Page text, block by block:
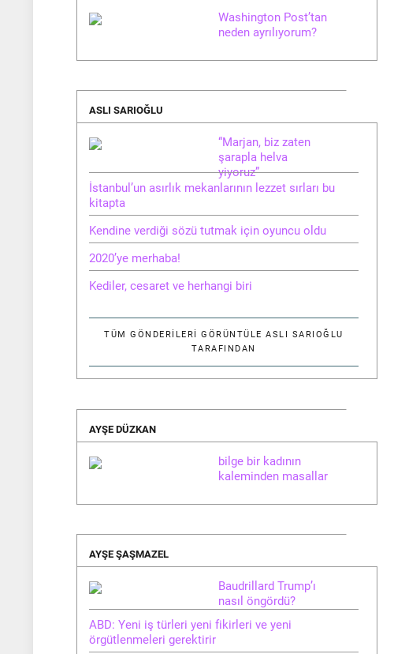
Washington Post’tan
neden ayrılıyorum?
ASLI SARIOĞLU
“Marjan, biz zaten
şarapla helva
yiyoruz”
İstanbul’un asırlık mekanlarının lezzet sırları bu
kitapta
Kendine verdiği sözü tutmak için oyuncu oldu
2020’ye merhaba!
Kediler, cesaret ve herhangi biri
TÜM GÖNDERILERI GÖRÜNTÜLE ASLI SARIOĞLU
TARAFINDAN
AYŞE DÜZKAN
bilge bir kadının
kaleminden masallar
AYŞE ŞAŞMAZEL
Baudrillard Trump’ı
nasıl öngördü?
ABD: Yeni iş türleri yeni fikirleri ve yeni
örgütlenmeleri gerektirir